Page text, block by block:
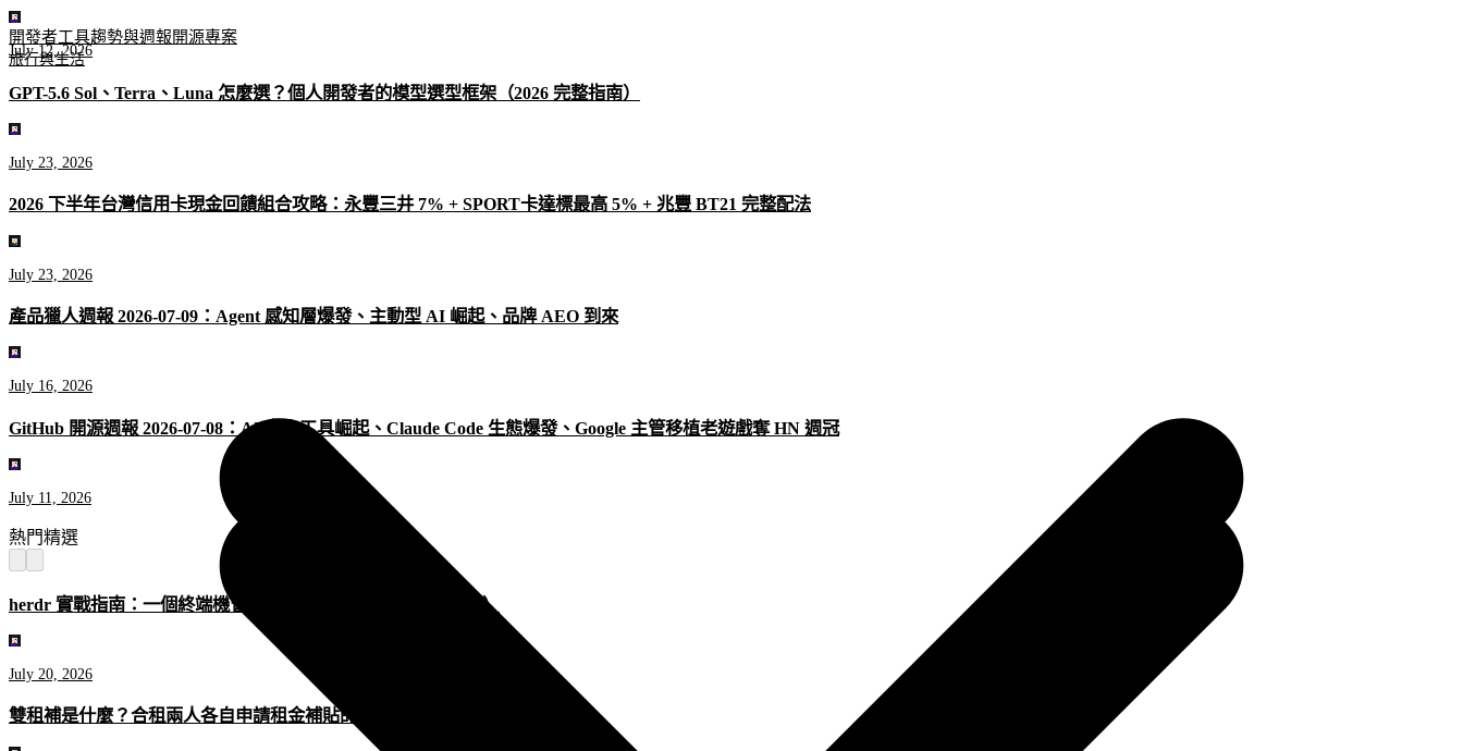
開發者工具趨勢與週報開源專案
旅行與生活
July 12, 2026
GPT-5.6 Sol、Terra、Luna 怎麼選？個人開發者的模型選型框架（2026 完整指南）
July 23, 2026
2026 下半年台灣信用卡現金回饋組合攻略：永豐三井 7% + SPORT卡達標最高 5% + 兆豐 BT21 完整配法
July 23, 2026
產品獵人週報 2026-07-09：Agent 感知層爆發、主動型 AI 崛起、品牌 AEO 到來
July 16, 2026
GitHub 開源週報 2026-07-08：AI 安全工具崛起、Claude Code 生態爆發、Google 主管移植老遊戲奪 HN 週冠
July 11, 2026
熱門精選
herdr 實戰指南：一個終端機管好所有 AI Coding Agent（2026）
July 20, 2026
雙租補是什麼？合租兩人各自申請租金補貼的完整攻略（2026 最新）